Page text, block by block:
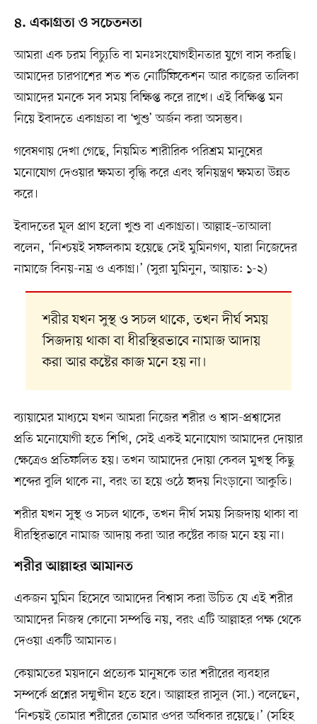
৪. একাগ্রতা ও সচেতনতা
আমরা এক চরম বিচ্যুতি বা মনঃসংযোগহীনতার যুগে বাস করছি।
আমাদের চারপাশের শত শত নোটিফিকেশন আর কাজের তালিকা
আমাদের মনকে সব সময় বিক্ষিপ্ত করে রাখে। এই বিক্ষিপ্ত মন
নিয়ে ইবাদতে একাগ্রতা বা ‘খুশু’ অর্জন করা অসম্ভব।
গবেষণায় দেখা গেছে, নিয়মিত শারীরিক পরিশ্রম মানুষের
মনোযোগ দেওয়ার ক্ষমতা বৃদ্ধি করে এবং স্বনিয়ন্ত্রণ ক্ষমতা উন্নত
করে।
ইবাদতের মূল প্রাণ হলো খুশু বা একাগ্রতা। আল্লাহ–তাআলা
বলেন, ‘নিশ্চয়ই সফলকাম হয়েছে সেই মুমিনগণ, যারা নিজেদের
নামাজে বিনয়-নম্র ও একাগ্র।’ (সুরা মুমিনুন, আয়াত: ১-২)
শরীর যখন সুস্থ ও সচল থাকে, তখন দীর্ঘ সময়
সিজদায় থাকা বা ধীরস্থিরভাবে নামাজ আদায়
করা আর কষ্টের কাজ মনে হয় না।
ব্যায়ামের মাধ্যমে যখন আমরা নিজের শরীর ও শ্বাস-প্রশ্বাসের
প্রতি মনোযোগী হতে শিখি, সেই একই মনোযোগ আমাদের দোয়ার
ক্ষেত্রেও প্রতিফলিত হয়। তখন আমাদের দোয়া কেবল মুখস্থ কিছু
শব্দের বুলি থাকে না, বরং তা হয়ে ওঠে হৃদয় নিংড়ানো আকুতি।
শরীর যখন সুস্থ ও সচল থাকে, তখন দীর্ঘ সময় সিজদায় থাকা বা
ধীরস্থিরভাবে নামাজ আদায় করা আর কষ্টের কাজ মনে হয় না।
শরীর আল্লাহর আমানত
একজন মুমিন হিসেবে আমাদের বিশ্বাস করা উচিত যে এই শরীর
আমাদের নিজস্ব কোনো সম্পত্তি নয়, বরং এটি আল্লাহর পক্ষ থেকে
দেওয়া একটি আমানত।
কেয়ামতের ময়দানে প্রত্যেক মানুষকে তার শরীরের ব্যবহার
সম্পর্কে প্রশ্নের সম্মুখীন হতে হবে। আল্লাহর রাসুল (সা.) বলেছেন,
‘নিশ্চয়ই তোমার শরীরের তোমার ওপর অধিকার রয়েছে।’ (সহিহ